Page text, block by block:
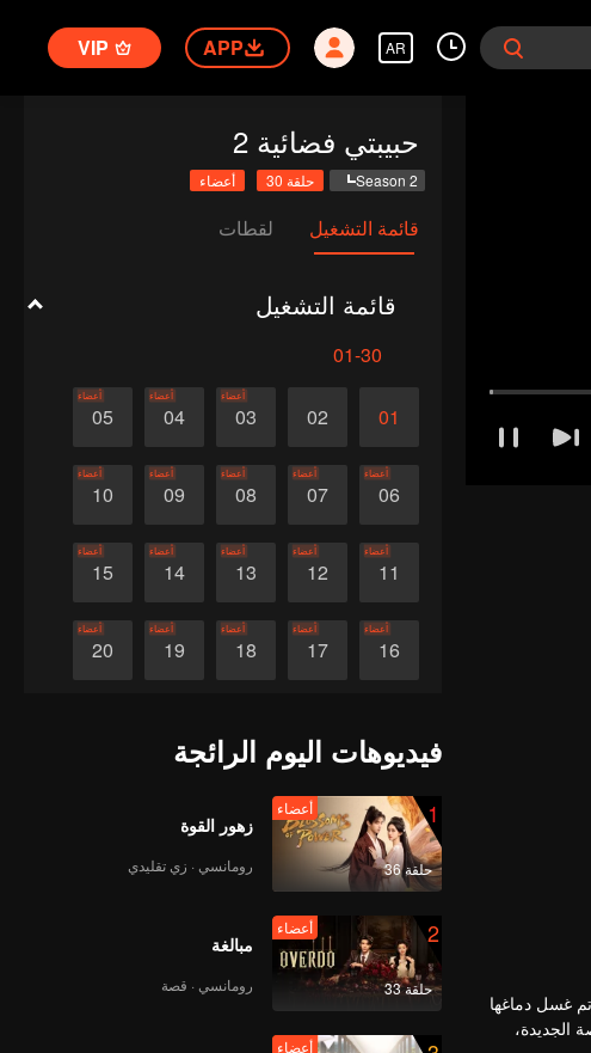
AR
APP
VIP
حبيبتي فضائية 2
Season 2 حلقة 30 أعضاء
قائمة التشغيل لقطات
قائمة التشغيل
01-30
01
02
03
أعضاء
04
أعضاء
05
أعضاء
06
أعضاء
07
أعضاء
08
أعضاء
09
أعضاء
10
أعضاء
11
أعضاء
12
أعضاء
13
أعضاء
14
أعضاء
15
أعضاء
16
أعضاء
17
أعضاء
18
أعضاء
19
أعضاء
20
أعضاء
26
27
غسل دماغها
الجديدة،
فيديوهات اليوم الرائجة
1
حلقة 36
أعضاء
زهور القوة
رومانسي · زي تقليدي
2
حلقة 33
أعضاء
مبالغة
رومانسي · قصة
أعضاء